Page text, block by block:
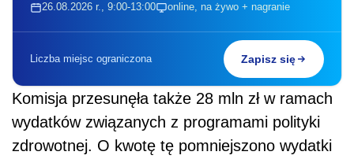
26.08.2026 r., 9:00-13:00 online, na żywo + nagranie
Liczba miejsc ograniczona Zapisz się
Komisja przesunęła także 28 mln zł w ramach
wydatków związanych z programami polityki
zdrowotnej. O kwotę tę pomniejszono wydatki